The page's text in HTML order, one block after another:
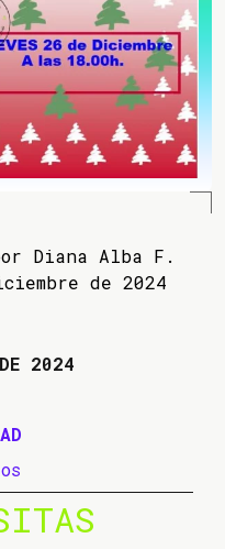
Diana Alba F.
de 2024
2024